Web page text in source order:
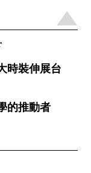
時裝伸展台
的推動者